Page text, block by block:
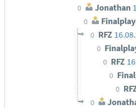
0 Jonathan
0
0 RFZ
0
0 RFZ
0
0
0